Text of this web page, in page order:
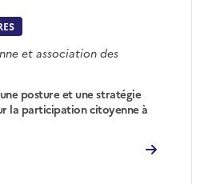
et association des
posture et une stratégie
la participation citoyenne à